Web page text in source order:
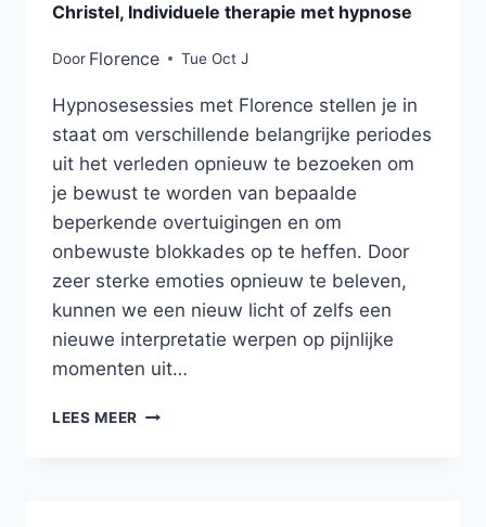
Christel, Individuele therapie met hypnose
Door Florence Tue Oct J
Hypnosesessies met Florence stellen je in
staat om verschillende belangrijke periodes
uit het verleden opnieuw te bezoeken om
je bewust te worden van bepaalde
beperkende overtuigingen en om
onbewuste blokkades op te heffen. Door
zeer sterke emoties opnieuw te beleven,
kunnen we een nieuw licht of zelfs een
nieuwe interpretatie werpen op pijnlijke
momenten uit…
LEES MEER